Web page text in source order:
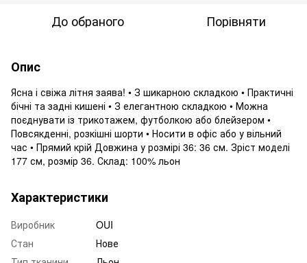
До обраного Порівняти
Опис
Ясна і свіжа літня заява! • З шикарною складкою • Практичні
бічні та задні кишені • З елегантною складкою • Можна
поєднувати із трикотажем, футболкою або блейзером •
Повсякденні, розкішні шорти • Носити в офіс або у вільний
час • Прямий крій Довжина у розмірі 36: 36 см. Зріст моделі
177 см, розмір 36. Склад: 100% льон
Характеристики
Виробник
OUI
Стан
Нове